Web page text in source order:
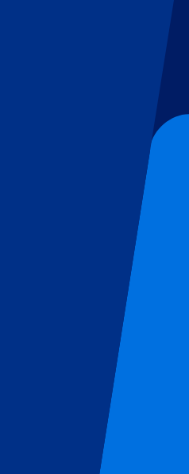
Belgique
l'événement : Pas de supporters
l'événement : Pas de supporters